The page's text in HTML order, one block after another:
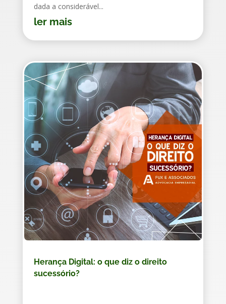
dada a considerável...
ler mais
Herança Digital: o que diz o direito
sucessório?